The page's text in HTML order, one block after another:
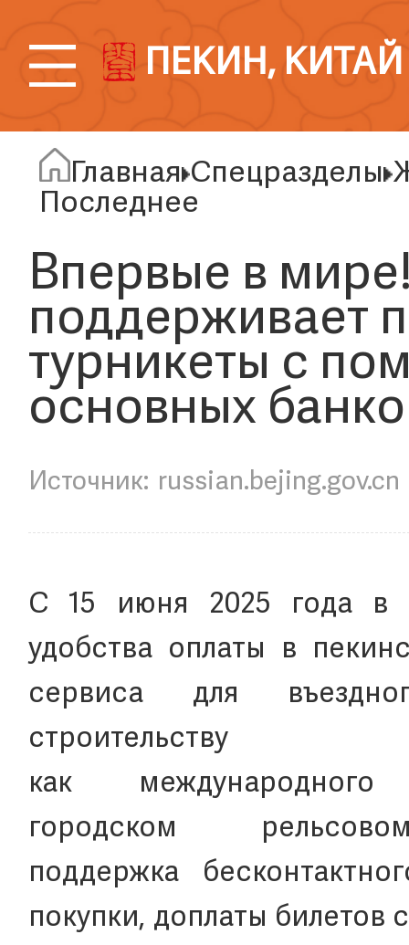
ПЕКИН, КИТАЙ
Главная Спецразделы
Последнее
Впервые в
поддерживает
турникеты с
основных
russian.bejing.gov.cn
С 15 июня 2025 года в
удобства оплаты в
сервиса для
как
городском
поддержка
покупки, доплаты